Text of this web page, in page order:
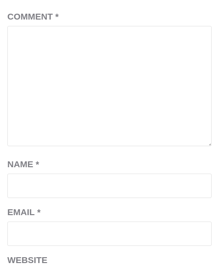
COMMENT *
NAME *
EMAIL *
WEBSITE